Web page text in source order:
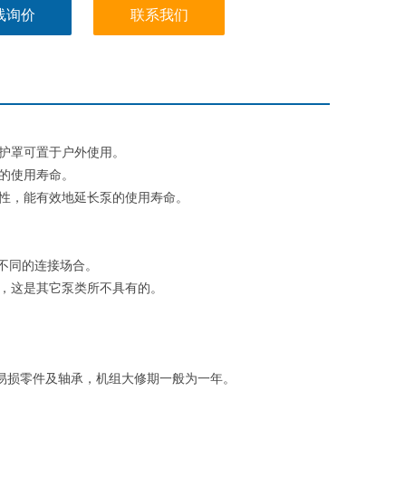
询价 联系我们
罩可置于户外使用。
使用寿命。
能有效地延长泵的使用寿命。
同的连接场合。
这是其它泵类所不具有的。
零件及轴承，机组大修期一般为一年。